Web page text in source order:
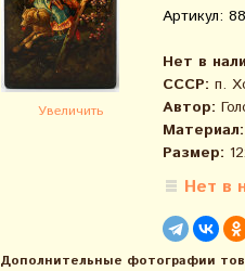
Увеличить
Артикул:
Нет в
СССР: п.
Автор:
Материал:
Размер:
Нет в
Дополнительные фотографии